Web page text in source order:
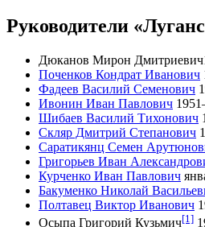
Руководители
Дюканов Мирон
Поченков Кондрат Иванович
Фадеев Василий Семенович
Ивонин Иван Павлович
Шибаев Василий Тихонович
Скляр Дмитрий Степанович
Саратикянц Семен
Григорьев Иван
Курченко Иван Павлович
Бакуменко Николай
Полтавец Виктор Иванович
Осыпа Григорий Кузьмич[1]